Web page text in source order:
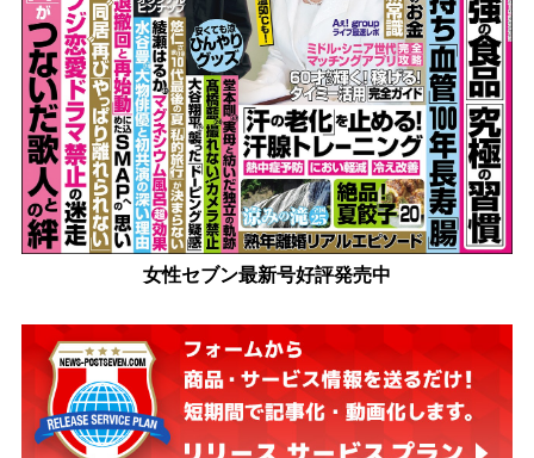
女性セブン最新号好評発売中